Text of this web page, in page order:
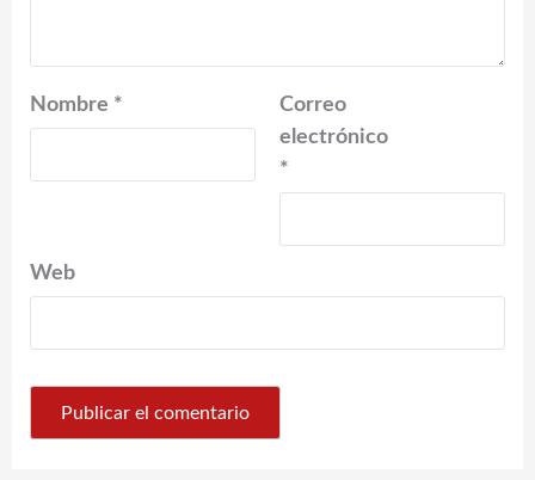
Nombre *
Correo
electrónico
*
Web